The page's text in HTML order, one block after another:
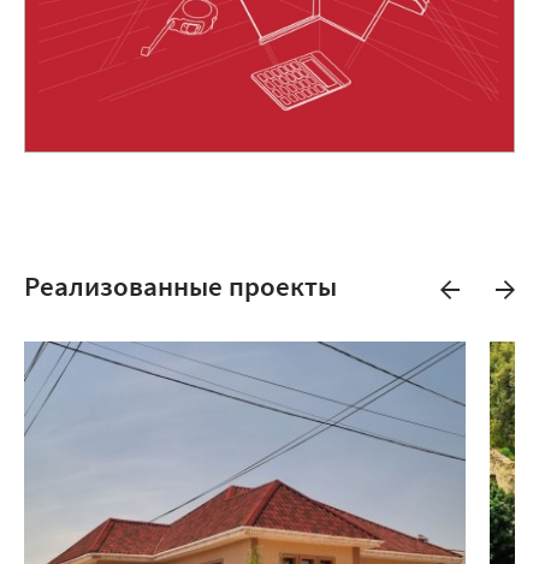
Реализованные проекты